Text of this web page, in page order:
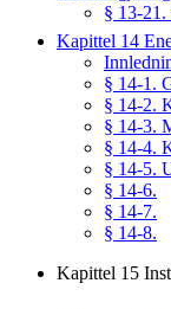
§ 13-
Kapittel 14
§ 14-1.
§ 14-2.
§ 14-3.
§ 14-4.
§ 14-5.
§ 14-6.
§ 14-7.
§ 14-8.
Kapittel 15